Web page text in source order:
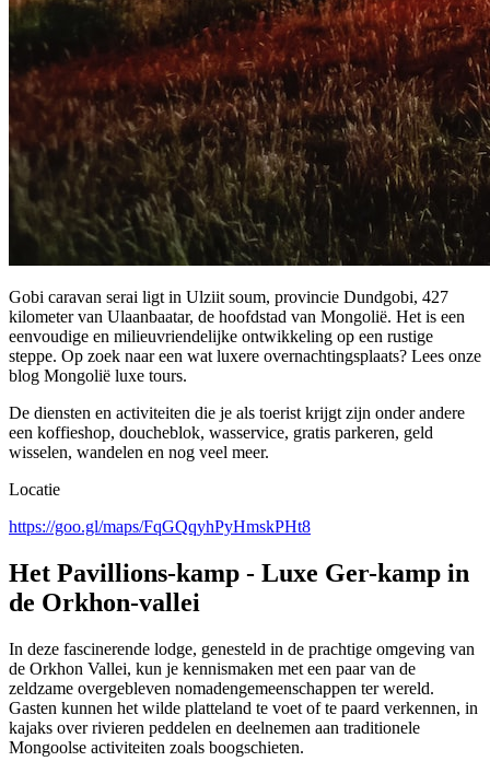
Gobi caravan serai ligt in Ulziit soum, provincie Dundgobi, 427
kilometer van Ulaanbaatar, de hoofdstad van Mongolië. Het is een
eenvoudige en milieuvriendelijke ontwikkeling op een rustige
steppe. Op zoek naar een wat luxere overnachtingsplaats? Lees onze
blog Mongolië luxe tours.
De diensten en activiteiten die je als toerist krijgt zijn onder andere
een koffieshop, doucheblok, wasservice, gratis parkeren, geld
wisselen, wandelen en nog veel meer.
Locatie
https://goo.gl/maps/FqGQqyhPyHmskPHt8
Het Pavillions-kamp - Luxe Ger-kamp in
de Orkhon-vallei
In deze fascinerende lodge, genesteld in de prachtige omgeving van
de Orkhon Vallei, kun je kennismaken met een paar van de
zeldzame overgebleven nomadengemeenschappen ter wereld.
Gasten kunnen het wilde platteland te voet of te paard verkennen, in
kajaks over rivieren peddelen en deelnemen aan traditionele
Mongoolse activiteiten zoals boogschieten.